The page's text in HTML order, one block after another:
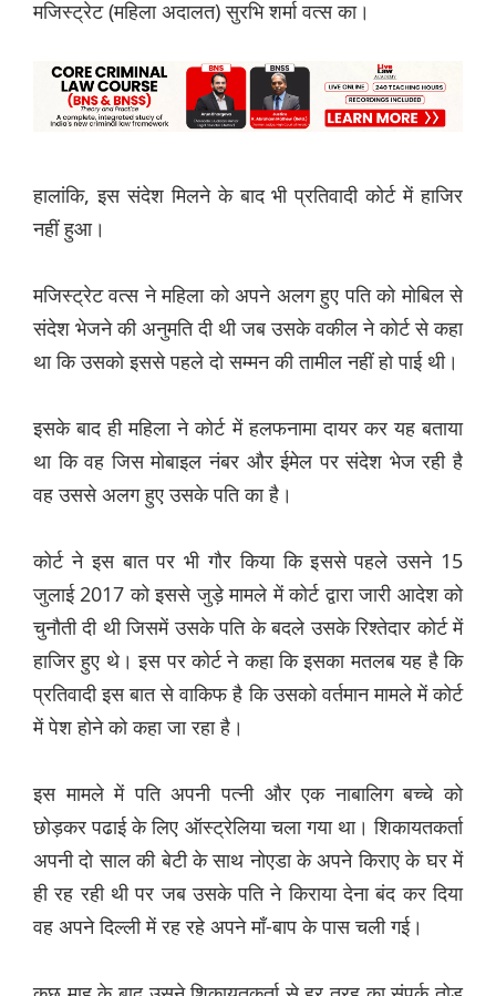
मजिस्ट्रेट (महिला अदालत) सुरभि शर्मा वत्स का।
हालांकि, इस संदेश मिलने के बाद भी प्रतिवादी कोर्ट में हाजिर
नहीं हुआ।
मजिस्ट्रेट वत्स ने महिला को अपने अलग हुए पति को मोबिल से
संदेश भेजने की अनुमति दी थी जब उसके वकील ने कोर्ट से कहा
था कि उसको इससे पहले दो सम्मन की तामील नहीं हो पाई थी।
इसके बाद ही महिला ने कोर्ट में हलफनामा दायर कर यह बताया
था कि वह जिस मोबाइल नंबर और ईमेल पर संदेश भेज रही है
वह उससे अलग हुए उसके पति का है।
कोर्ट ने इस बात पर भी गौर किया कि इससे पहले उसने 15
जुलाई 2017 को इससे जुड़े मामले में कोर्ट द्वारा जारी आदेश को
चुनौती दी थी जिसमें उसके पति के बदले उसके रिश्तेदार कोर्ट में
हाजिर हुए थे। इस पर कोर्ट ने कहा कि इसका मतलब यह है कि
प्रतिवादी इस बात से वाकिफ है कि उसको वर्तमान मामले में कोर्ट
में पेश होने को कहा जा रहा है।
इस मामले में पति अपनी पत्नी और एक नाबालिग बच्चे को
छोड़कर पढाई के लिए ऑस्ट्रेलिया चला गया था। शिकायतकर्ता
अपनी दो साल की बेटी के साथ नोएडा के अपने किराए के घर में
ही रह रही थी पर जब उसके पति ने किराया देना बंद कर दिया
वह अपने दिल्ली में रह रहे अपने माँ-बाप के पास चली गई।